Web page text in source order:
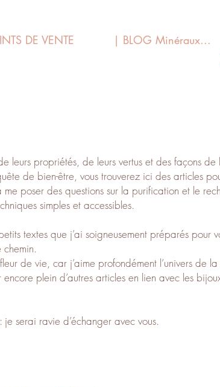
DE VENTE | BLOG Minéraux...
leurs propriétés, de leurs vertus et des façons de
de bien-être, vous trouverez ici des articles
poser des questions sur la purification et le
simples et accessibles.
textes que j’ai soigneusement préparés pour
chemin.
de vie, car j’aime profondément l’univers de
plein d’autres articles en lien avec les
je serai ravie d’échanger avec vous.